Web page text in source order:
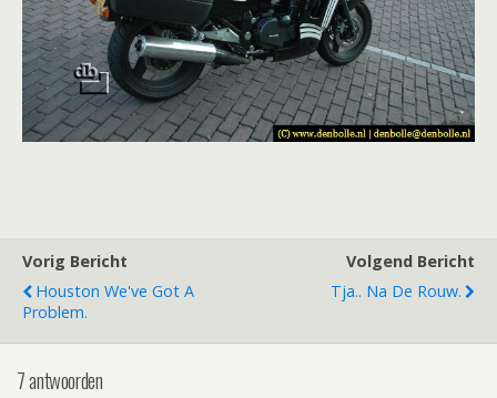
Vorig Bericht
Houston We've Got A
Problem.
Volgend Bericht
Tja.. Na De Rouw.
7 antwoorden